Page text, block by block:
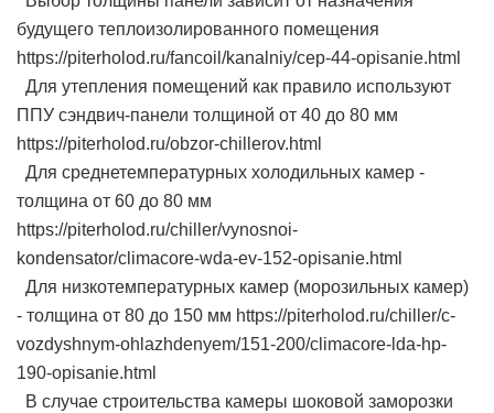
будущего теплоизолированного помещения
https://piterholod.ru/fancoil/kanalniy/cep-44-opisanie.html
Для утепления помещений как правило используют
ППУ сэндвич-панели толщиной от 40 до 80 мм
https://piterholod.ru/obzor-chillerov.html
Для среднетемпературных холодильных камер -
толщина от 60 до 80 мм
https://piterholod.ru/chiller/vynosnoi-
kondensator/climacore-wda-ev-152-opisanie.html
Для низкотемпературных камер (морозильных камер)
- толщина от 80 до 150 мм https://piterholod.ru/chiller/c-
vozdyshnym-ohlazhdenyem/151-200/climacore-lda-hp-
190-opisanie.html
В случае строительства камеры шоковой заморозки